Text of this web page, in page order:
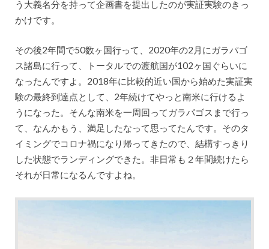
う大義名分を持って企画書を提出したのが実証実験のきっ
かけです。
その後2年間で50数ヶ国行って、2020年の2月にガラパゴ
ス諸島に行って、トータルでの渡航国が102ヶ国ぐらいに
なったんですよ。2018年に比較的近い国から始めた実証実
験の最終到達点として、2年続けてやっと南米に行けるよ
うになった。そんな南米を一周回ってガラパゴスまで行っ
て、なんかもう、満足したなって思ってたんです。そのタ
イミングでコロナ禍になり帰ってきたので、結構すっきり
した状態でランディングできた。非日常も２年間続けたら
それが日常になるんですよね。